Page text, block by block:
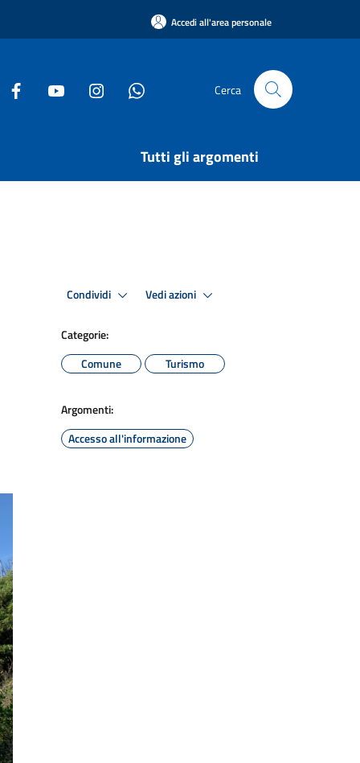
Accedi all'area personale
Cerca
Tutti gli argomenti
Condividi Vedi azioni
Categorie:
Comune
Turismo
Argomenti:
Accesso all'informazione